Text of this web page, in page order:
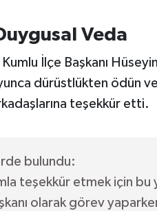
Veda
İlçe Başkanı
dürüstlükten ödün
teşekkür etti.
bulundu:
teşekkür etmek için bu
olarak görev